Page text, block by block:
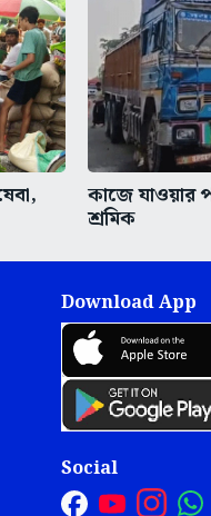
কাজে যাওয়ার
শ্রমিক
Download App
Social